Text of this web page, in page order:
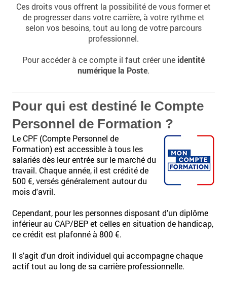
Ces droits vous offrent la possibilité de vous former et
de progresser dans votre carrière, à votre rythme et
selon vos besoins, tout au long de votre parcours
professionnel.
Pour accéder à ce compte il faut créer une identité
numérique la Poste.
Pour qui est destiné le Compte
Personnel de Formation ?
Le CPF (Compte Personnel de
Formation) est accessible à tous les
salariés dès leur entrée sur le marché du
travail. Chaque année, il est crédité de
500 €, versés généralement autour du
mois d'avril.
Cependant, pour les personnes disposant d'un diplôme
inférieur au CAP/BEP et celles en situation de handicap,
ce crédit est plafonné à 800 €.
Il s'agit d'un droit individuel qui accompagne chaque
actif tout au long de sa carrière professionnelle.